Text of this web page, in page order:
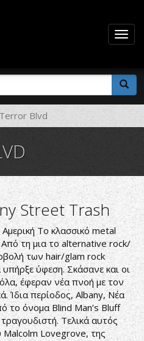
Terror Blvd
Street Trash
Το κλασσικό metal
τη μια το alternative rock/
των hair/glam rock
ύφεση. Σκάσανε και οι
έφεραν νέα πνοή με τον
Ίδια περίοδος, Albany, Νέα
το όνομα Blind Man’s Bluff
Τελικά αυτός
Lovegrove, της